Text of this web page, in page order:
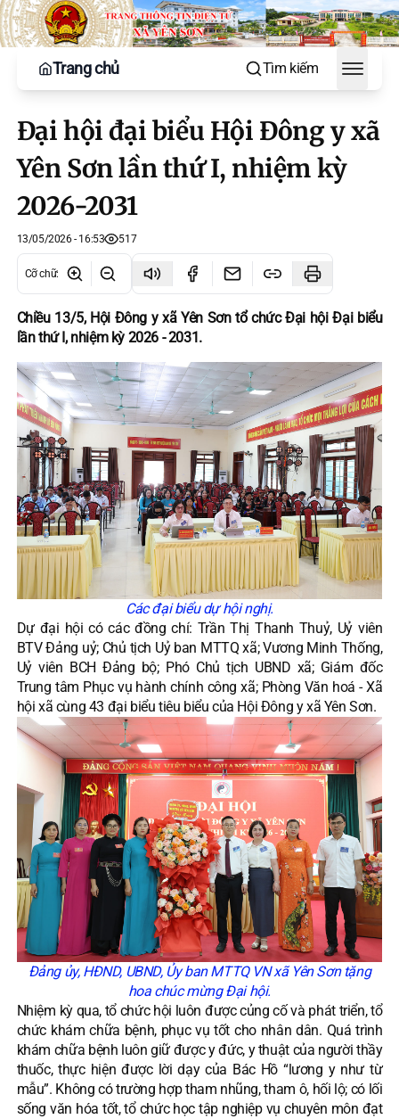
Trang chủ Tìm kiếm
Toggle
Đại hội đại biểu Hội Đông y xã
Yên Sơn lần thứ I, nhiệm kỳ
2026-2031
13/05/2026 - 16:53 517
Cỡ chữ:
Chiều 13/5, Hội Đông y xã Yên Sơn tổ chức Đại hội Đại biểu
lần thứ I, nhiệm kỳ 2026 - 2031.
Các đại biểu dự hội nghị.
Dự đại hội có các đồng chí: Trần Thị Thanh Thuỷ, Uỷ viên
BTV Đảng uỷ; Chủ tịch Uỷ ban MTTQ xã; Vương Minh Thống,
Uỷ viên BCH Đảng bộ; Phó Chủ tịch UBND xã; Giám đốc
Trung tâm Phục vụ hành chính công xã; Phòng Văn hoá - Xã
hội xã cùng 43 đại biểu tiêu biểu của Hội Đông y xã Yên Sơn.
Đảng ủy, HĐND, UBND, Ủy ban MTTQ VN xã Yên Sơn tặng
hoa chúc mừng Đại hội.
Nhiệm kỳ qua, tổ chức hội luôn được củng cố và phát triển, tổ
chức khám chữa bệnh, phục vụ tốt cho nhân dân. Quá trình
khám chữa bệnh luôn giữ được y đức, y thuật của người thầy
thuốc, thực hiện được lời dạy của Bác Hồ “lương y như từ
mẫu”. Không có trường hợp tham nhũng, tham ô, hối lộ; có lối
sống văn hóa tốt, tổ chức học tập nghiệp vụ chuyên môn đạt